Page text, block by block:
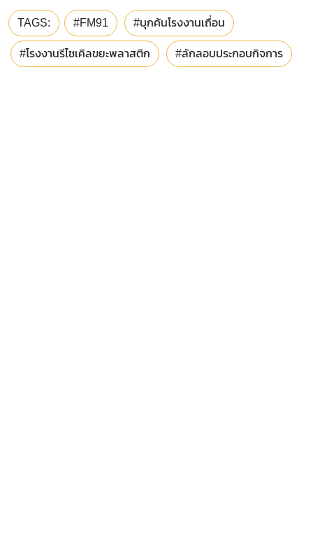
TAGS: #FM91 #บุกค้นโรงงานเถื่อน
#โรงงานรีไซเคิลขยะพลาสติก #ลักลอบประกอบกิจการ